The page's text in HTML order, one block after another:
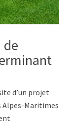
d’un projet
Alpes-Maritimes,